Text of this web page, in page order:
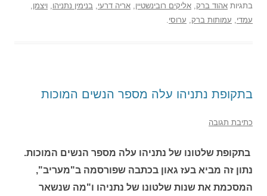
בתגיות אהוד ברק אליקים רובינשטיין אריה דרעי בנימין נתניהו ויצמן
עמדי
עמותות ברק ערוסי
בתקופת נתניהו עלה מספר הנשים המוכות
כתיבת תגובה
בתקופת שלטונו של נתניהו עלה מספר הנשים המוכות.
נתון זה מביא בעז גאון בכתבה שפורסמה ב"מעריב",
המסכמת את שנות שלטונו של נתניהו ו"מה שנשאר